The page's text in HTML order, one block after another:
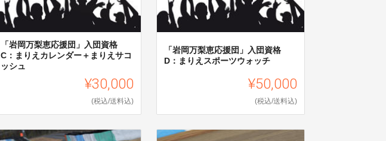
「岩岡万梨恵応援団」入団資格
C：まりえカレンダー＋まりえサコ
ッシュ
¥30,000
(税込/送料込)
「岩岡万梨恵応援団」入団資格
D：まりえスポーツウォッチ
¥50,000
(税込/送料込)